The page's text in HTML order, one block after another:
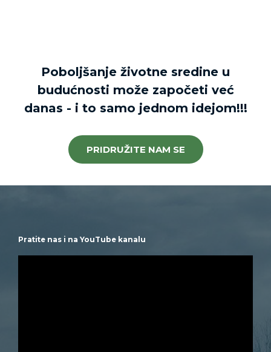
Poboljšanje životne sredine u
budućnosti može započeti već
danas - i to samo jednom idejom!!!
PRIDRUŽITE NAM SE
Pratite nas i na YouTube kanalu